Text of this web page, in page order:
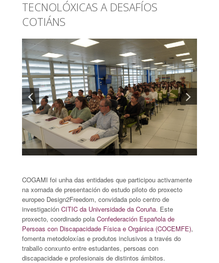
TECNOLÓXICAS A DESAFÍOS
COTIÁNS
COGAMI foi unha das entidades que participou activamente
na xornada de presentación do estudo piloto do proxecto
europeo Design2Freedom, convidada polo centro de
investigación CITIC da Universidade da Coruña. Este
proxecto, coordinado pola Confederación Española de
Persoas con Discapacidade Física e Orgánica (COCEMFE),
fomenta metodoloxías e produtos inclusivos a través do
traballo conxunto entre estudantes, persoas con
discapacidade e profesionais de distintos ámbitos.